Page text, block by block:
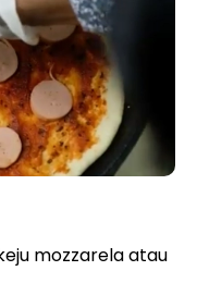
mozzarela atau